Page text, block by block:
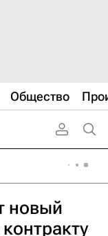
Общество
новый